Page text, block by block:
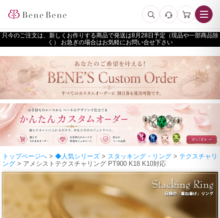
只今のご注文は、新しくお作りする商品で発送は
予定（現品や一部商品除
く） お急ぎの場合はお気軽にお問い合せ下さい
トップページへ > ◆人気シリーズ > スタッキング・リング > テクスチャリ
ング > アメシストテクスチャリング PT900 K18 K10対応